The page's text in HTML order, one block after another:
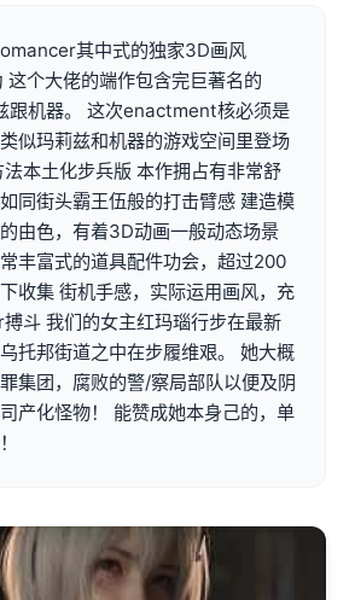
其中式的独家3D画风
个大佬的端作包含完巨著名的
跟机器。 这次enactment核必须是
似玛莉兹和机器的游戏空间里登场
本土化步兵版 本作拥占有非常舒
同街头霸王伍般的打击臂感 建造模
由色，有着3D动画一般动态场景
丰富式的道具配件功会，超过200
收集 街机手感，实际运用画风，充
斗 我们的女主红玛瑙行步在最新
托邦街道之中在步履维艰。 她大概
集团，腐败的警/察局部队以便及阴
产化怪物！ 能赞成她本身己的，单